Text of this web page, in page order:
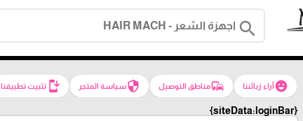
search
emoji_emotionsآراء زبائننا commuteمناطق التوصيل securityسياسة المتجر install_mobileتثبيت تطبيقنا
{siteData:loginBar}